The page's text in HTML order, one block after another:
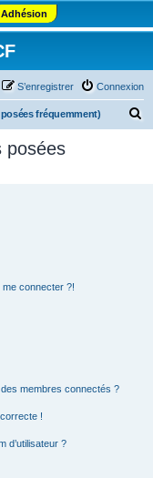
Adhésion
Connexion
S’enregistrer
fréquemment)
posées
connecter ?!
membres connectés ?
!
d’utilisateur ?